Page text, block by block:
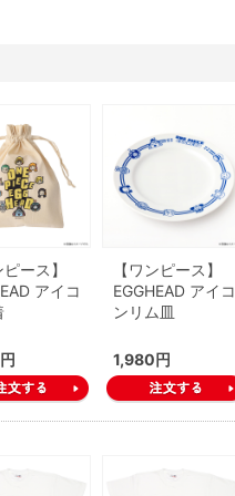
ピース】
アイコ
【ワンピース】
EGGHEAD アイコ
ンリム皿
1,980円